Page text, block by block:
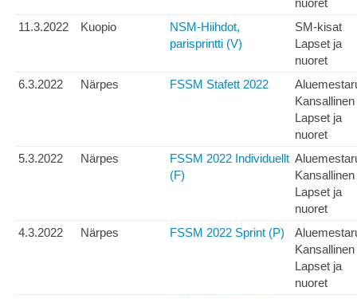
nuoret
11.3.2022
Kuopio
NSM-Hiihdot,
parisprintti (V)
SM-kisat
Lapset ja
nuoret
6.3.2022
Närpes FSSM Stafett 2022
Kansallinen
Lapset ja
nuoret
5.3.2022
Närpes
FSSM 2022 Individuellt
(F)
Kansallinen
Lapset ja
nuoret
4.3.2022
Närpes FSSM 2022 Sprint (P)
Kansallinen
Lapset ja
nuoret